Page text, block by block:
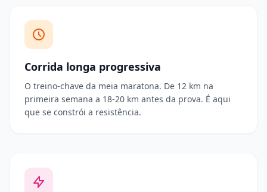
Corrida longa progressiva
O treino-chave da meia maratona. De 12 km na
primeira semana a 18-20 km antes da prova. É aqui
que se constrói a resistência.